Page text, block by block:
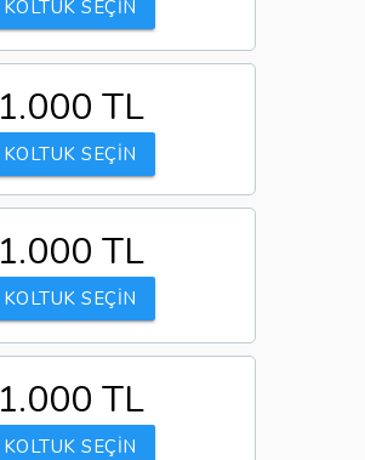
KOLTUK SEÇİN
1.000 TL
KOLTUK SEÇİN
1.000 TL
KOLTUK SEÇİN
1.000 TL
KOLTUK SEÇİN